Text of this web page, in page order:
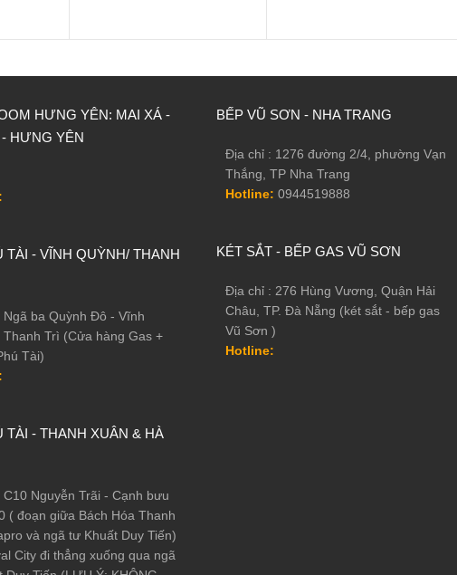
HƯNG YÊN: MAI XÁ -
HƯNG YÊN
TÀI - VĨNH QUỲNH/ THANH
ba Quỳnh Đô - Vĩnh
Thanh Trì (Cửa hàng Gas +
Tài)
TÀI - THANH XUÂN & HÀ
Nguyễn Trãi - Cạnh bưu
( đoạn giữa Bách Hóa Thanh
và ngã tư Khuất Duy Tiến)
City đi thẳng xuống qua ngã
BẾP VŨ SƠN - NHA TRANG
Địa chỉ : 1276 đường 2/4, phường Vạn
Thắng, TP Nha Trang
Hotline: 0944519888
KÉT SẮT - BẾP GAS VŨ SƠN
Địa chỉ : 276 Hùng Vương, Quận Hải
Châu, TP. Đà Nẵng (két sắt - bếp gas
Vũ Sơn )
Hotline: